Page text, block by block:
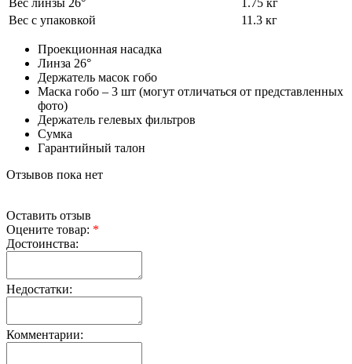
Вес линзы 26°
1.75 кг
Вес с упаковкой
11.3 кг
Проекционная насадка
Линза 26°
Держатель масок гобо
Маска гобо – 3 шт (могут отличаться от представленных
фото)
Держатель гелевых фильтров
Сумка
Гарантийный талон
Отзывов пока нет
Оставить отзыв
Оцените товар: *
Достоинства:
Недостатки:
Комментарии: